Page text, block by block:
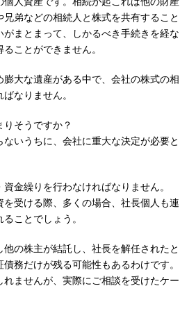
兄弟などの相続人と株式を共有すること
がまとまって、しかるべき手続きを経な
ことができません。
大な遺産がある中で、会社の株式の相
なりません。
そうですか？
いうちに、会社に重大な決定が必要と
金繰りを行わなければなりません。
を受ける際、多くの場合、社長個人も連
ことでしょう。
の株主が結託し、社長を解任されたと
務だけが残る可能性もあるわけです。
ませんが、実際にご相談を受けたケー